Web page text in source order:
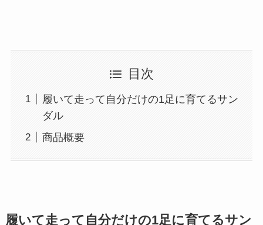
目次
履いて走って自分だけの1足に育てるサン
ダル
商品概要
履いて走って自分だけの1足に育てるサン